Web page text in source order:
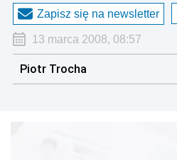
Zapisz się na newsletter
13 marca 2008, 08:57
Piotr Trocha